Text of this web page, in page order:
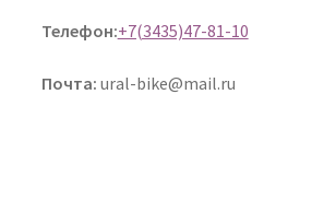
Телефон:+7(3435)47-81-10
Почта: ural-bike@mail.ru